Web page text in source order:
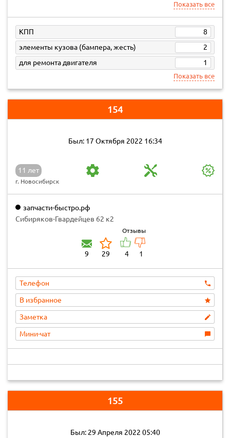
Показать все
КПП
8
элементы кузова (бампера, жесть)
2
для ремонта двигателя
1
Показать все
154
Был: 17 Октября 2022 16:34
11 лет
г. Новосибирск
запчасти-быстро.рф
Сибиряков-Гвардейцев 62 к2
9 29
Отзывы
4 1
Телефон
В избранное
Заметка
Мини-чат
155
Был: 29 Апреля 2022 05:40